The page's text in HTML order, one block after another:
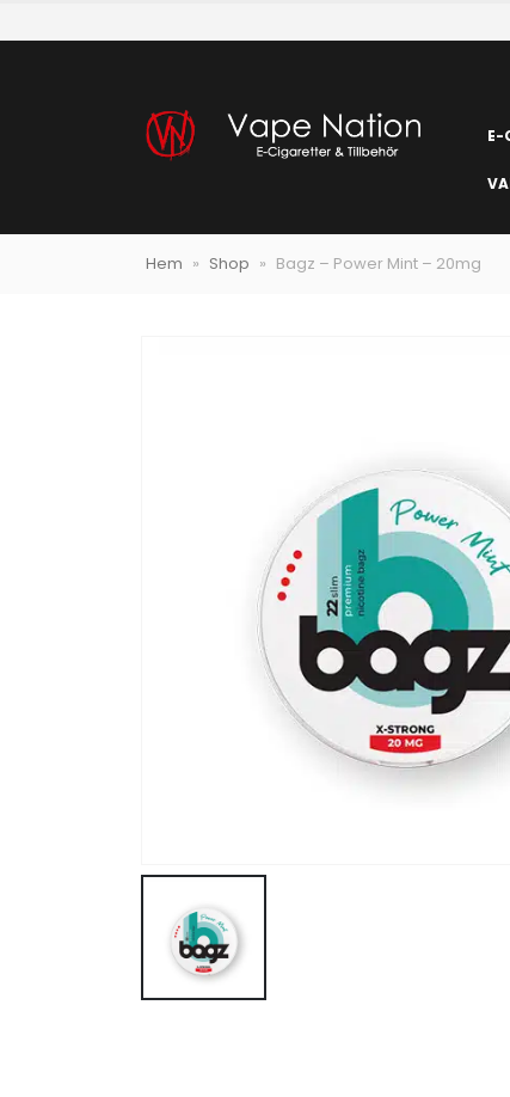
E-
Hem » Shop » Bagz – Power Mint – 20mg